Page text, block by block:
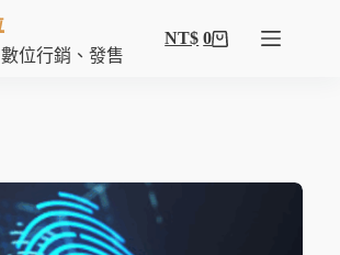
位行銷、發售
NT$ 0